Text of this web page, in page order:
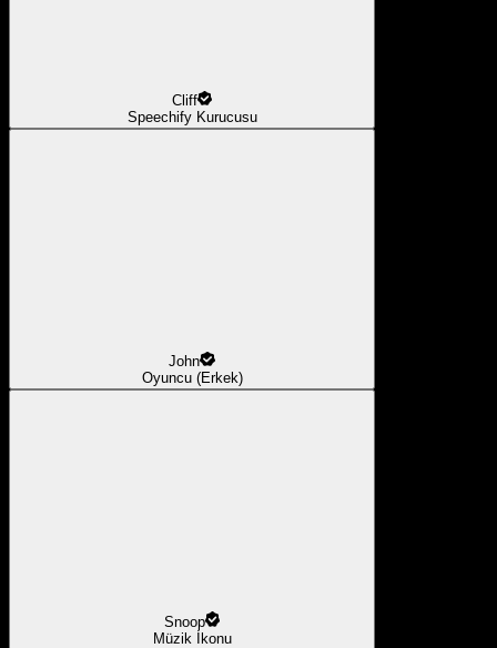
Cliff
Speechify Kurucusu
John
Oyuncu (Erkek)
Snoop
Müzik İkonu